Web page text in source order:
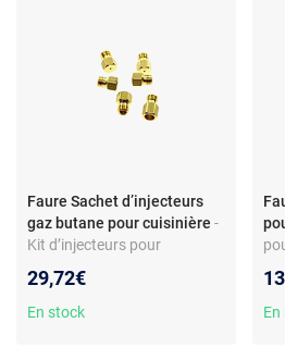
Faure Sachet d’injecteurs
gaz butane pour cuisinière -
Kit d’injecteurs pour
Compatibilité modèle
FCG5103CX - Réf.
29,72€
En stock